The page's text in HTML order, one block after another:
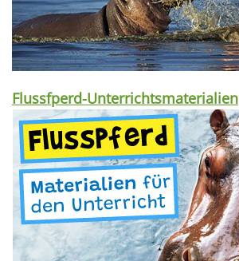
Flussfperd-Unterrichtsmaterialien